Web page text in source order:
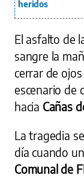
heridos
El asfalto de
sangre la
cerrar de
escenario de
hacia Cañas
La tragedia
día cuando
Comunal de